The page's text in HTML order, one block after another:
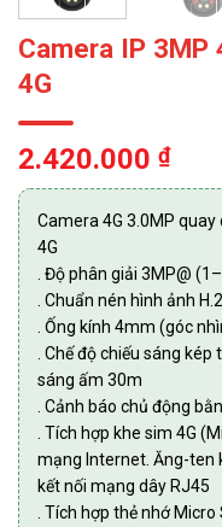
Camera IP 3MP
4G
2.420.000 ₫
Camera 4G 3.0MP
4G
. Độ phân giải 3MP@
. Chuẩn nén hình ảnh
. Ống kính 4mm (góc
. Chế độ chiếu sáng
sáng ấm 30m
. Cảnh báo chủ động
. Tích hợp khe sim 4G
mạng Internet. Ăng-ten
kết nối mạng dây RJ45
. Tích hợp thẻ nhớ Micro